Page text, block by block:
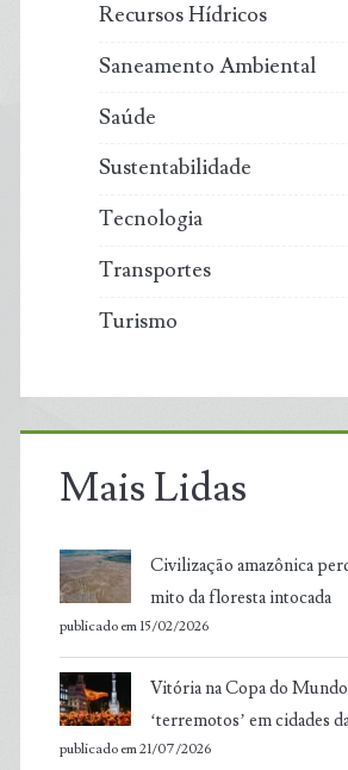
Recursos Hídricos
Saneamento Ambiental
Saúde
Sustentabilidade
Tecnologia
Transportes
Turismo
Mais Lidas
Civilização amazônica
mito da floresta intocada
publicado em 15/02/2026
Vitória na Copa do
‘terremotos’ em cidades
publicado em 21/07/2026